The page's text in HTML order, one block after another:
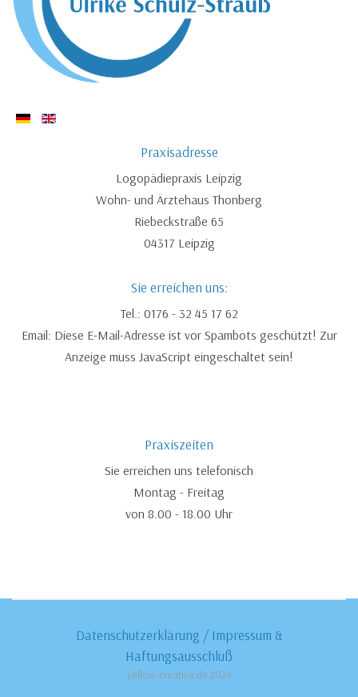
Praxisadresse
Logopädiepraxis Leipzig
Wohn- und Ärztehaus Thonberg
Riebeckstraße 65
04317 Leipzig
Sie erreichen uns:
Tel.: 0176 - 32 45 17 62
Email: Diese E-Mail-Adresse ist vor Spambots geschützt! Zur
Anzeige muss JavaScript eingeschaltet sein!
Praxiszeiten
Sie erreichen uns telefonisch
Montag - Freitag
von 8.00 - 18.00 Uhr
Datenschutzerklärung / Impressum &
Haftungsausschluß
yellow-creative.de 2024